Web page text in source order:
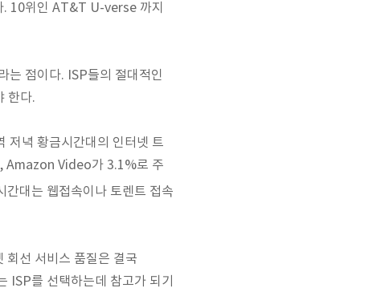
. 10위인 AT&T U-verse 까지
는 점이다. ISP들의 절대적인
한다.
저녁 황금시간대의 인터넷 트
Amazon Video가 3.1%로 주
간대는 웹접속이나 토렌트 접속
회선 서비스 품질은 결국
를 선택하는데 참고가 되기